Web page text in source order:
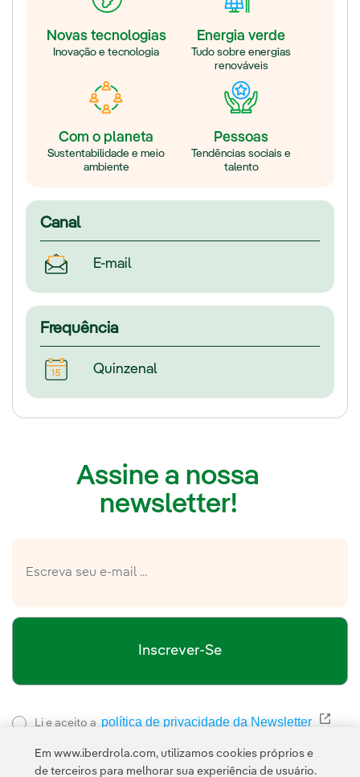
Novas tecnologias
Inovação e tecnologia
Energia verde
Tudo sobre energias
renováveis
Com o planeta
Sustentabilidade e meio
ambiente
Pessoas
Tendências sociais e
talento
Canal
E-mail
Frequência
Quinzenal
Assine a nossa
newsletter!
Inscrever-Se
Li e aceito a política de privacidade da Newsletter Link
e pela Termos de Serviço do Google
Em www.iberdrola.com, utilizamos cookies próprios e
de terceiros para melhorar sua experiência de usuário.